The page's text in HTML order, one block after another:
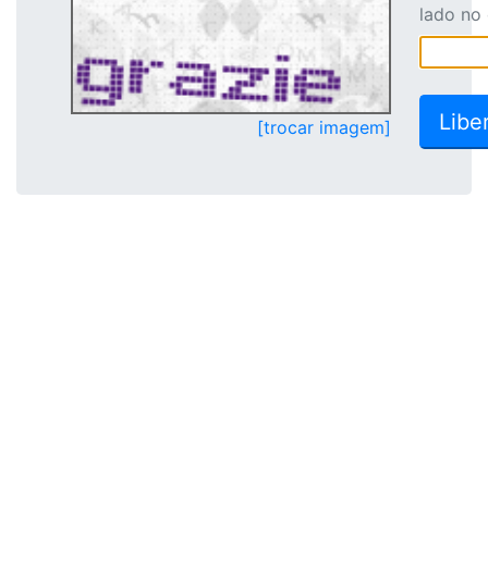
[trocar imagem]
lado no